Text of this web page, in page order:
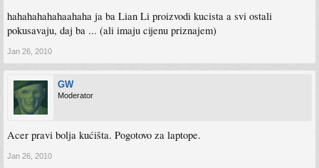
hahahahahahaahaha ja ba Lian Li proizvodi kucista a svi ostali
pokusavaju, daj ba ... (ali imaju cijenu priznajem)
Jan 26, 2010
GW
Moderator
Acer pravi bolja kućišta. Pogotovo za laptope.
Jan 26, 2010